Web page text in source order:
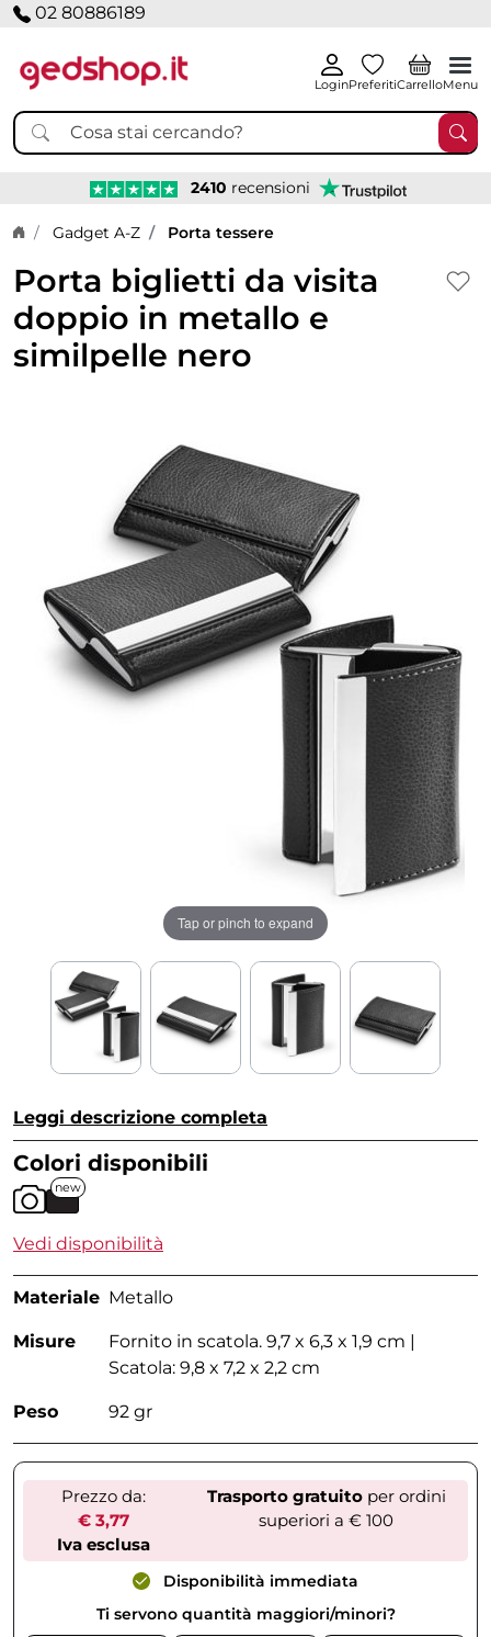
02 80886189
LoginPreferitiCarrelloMenu
2410 recensioni
Home page
Gadget A-Z Porta tessere
Porta biglietti da visita
doppio in metallo e
similpelle nero
Tap or pinch to expand
Leggi descrizione completa
Colori disponibili
new
Vedi disponibilità
Materiale Metallo
Misure
Fornito in scatola. 9,7 x 6,3 x 1,9 cm |
Scatola: 9,8 x 7,2 x 2,2 cm
Peso 92 gr
Prezzo da:
€ 3,77
Iva esclusa
Trasporto gratuitoper ordini
superiori a € 100
Disponibilità immediata
Ti servono quantità maggiori/minori?